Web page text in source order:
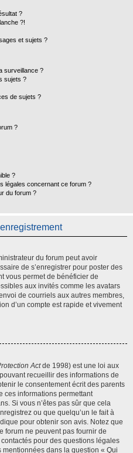
?
?!
et sujets ?
surveillance ?
sujets ?
de sujets ?
?
?
légales concernant ce forum ?
du forum ?
du forum peut avoir
de s’enregistrer pour poster des
vous permet de bénéficier de
aux invités comme les avatars
de courriels aux autres membres,
d’un compte est rapide et vivement
Actde 1998) est une loi aux
recueillir des informations de
le consentement écrit des parents
ces informations permettant
Si vous n’êtes pas sûr que cela
ou que quelqu’un le fait à
pour obtenir son avis. Notez que
forum ne peuvent pas fournir de
pour des questions légales
mentionnées dans la question « Qui